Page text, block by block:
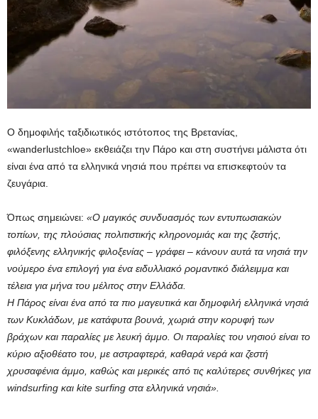
Ο δημοφιλής ταξιδιωτικός ιστότοπος της Βρετανίας,
«wanderlustchloe» εκθειάζει την Πάρο και στη συστήνει μάλιστα ότι
είναι ένα από τα ελληνικά νησιά που πρέπει να επισκεφτούν τα
ζευγάρια.
Όπως σημειώνει: «Ο μαγικός συνδυασμός των εντυπωσιακών
τοπίων, της πλούσιας πολιτιστικής κληρονομιάς και της ζεστής,
φιλόξενης ελληνικής φιλοξενίας – γράφει – κάνουν αυτά τα νησιά την
νούμερο ένα επιλογή για ένα ειδυλλιακό ρομαντικό διάλειμμα και
τέλεια για μήνα του μέλιτος στην Ελλάδα.
Η Πάρος είναι ένα από τα πιο μαγευτικά και δημοφιλή ελληνικά νησιά
των Κυκλάδων, με κατάφυτα βουνά, χωριά στην κορυφή των
βράχων και παραλίες με λευκή άμμο. Οι παραλίες του νησιού είναι το
κύριο αξιοθέατο του, με αστραφτερά, καθαρά νερά και ζεστή
χρυσαφένια άμμο, καθώς και μερικές από τις καλύτερες συνθήκες για
windsurfing και kite surfing στα ελληνικά νησιά».